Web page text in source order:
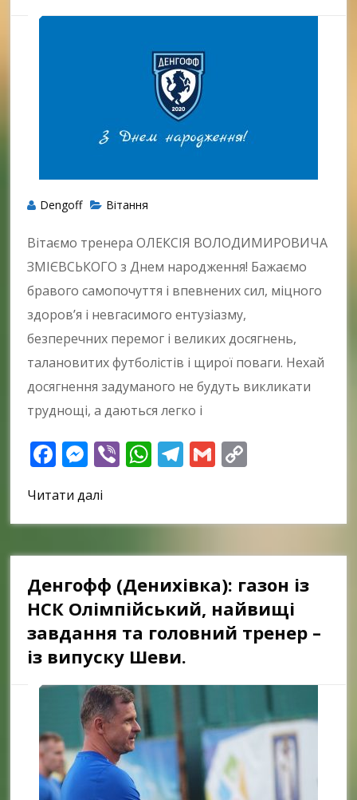
Dengoff Вітання
Вітаємо тренера ОЛЕКСІЯ ВОЛОДИМИРОВИЧА
ЗМІЄВСЬКОГО з Днем народження! Бажаємо
бравого самопочуття і впевнених сил, міцного
здоров’я і невгасимого ентузіазму,
безперечних перемог і великих досягнень,
талановитих футболістів і щирої поваги. Нехай
досягнення задуманого не будуть викликати
труднощі, а даються легко і
Facebook
Messenger
ViberWhatsApp
Telegram
Gmail
Читати далі
Денгофф (Денихівка): газон із
НСК Олімпійський, найвищі
завдання та головний тренер –
із випуску Шеви.